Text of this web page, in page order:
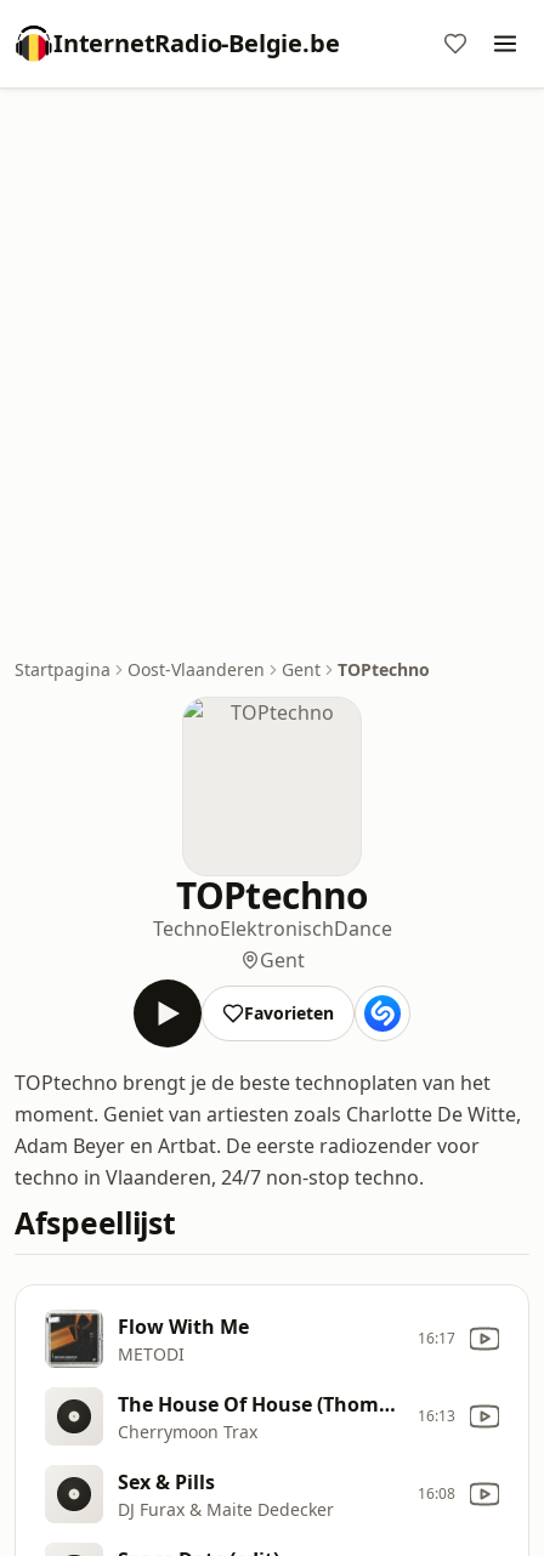
InternetRadio-Belgie.be
Startpagina Oost-Vlaanderen Gent TOPtechno
TOPtechno
TechnoElektronischDance
Gent
Favorieten
TOPtechno brengt je de beste technoplaten van het
moment. Geniet van artiesten zoals Charlotte De Witte,
Adam Beyer en Artbat. De eerste radiozender voor
techno in Vlaanderen, 24/7 non-stop techno.
Afspeellijst
Flow With Me
METODI
16:17
The House Of House (Thomas Schumacher Remix) (Edit)
Cherrymoon Trax
16:13
Sex & Pills
DJ Furax & Maite Dedecker
16:08